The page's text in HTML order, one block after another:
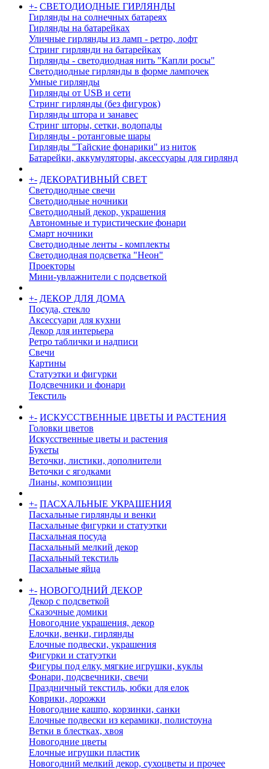
+- СВЕТОДИОДНЫЕ ГИРЛЯНДЫ
Гирлянды на солнечных батареях
Гирлянды на батарейках
Уличные гирлянды из ламп - ретро, лофт
Стринг гирлянди на батарейках
Гирлянды - светодиодная нить "Капли росы"
Светодиодные гирлянды в форме лампочек
Умные гирлянды
Гирлянды от USB и сети
Стринг гирлянды (без фигурок)
Гирлянды штора и занавес
Стринг шторы, сетки, водопады
Гирлянды - ротанговые шары
Гирлянды "Тайские фонарики" из ниток
Батарейки, аккумуляторы, аксессуары для гирлянд
+- ДЕКОРАТИВНЫЙ СВЕТ
Светодиодные свечи
Светодиодные ночники
Светодиодный декор, украшения
Автономные и туристические фонари
Смарт ночники
Светодиодные ленты - комплекты
Светодиодная подсветка "Неон"
Проекторы
Мини-увлажнители с подсветкой
+- ДЕКОР ДЛЯ ДОМА
Посуда, стекло
Аксессуари для кухни
Декор для интерьера
Ретро таблички и надписи
Свечи
Картины
Статуэтки и фигурки
Подсвечники и фонари
Текстиль
+- ИСКУССТВЕННЫЕ ЦВЕТЫ И РАСТЕНИЯ
Головки цветов
Искусственные цветы и растения
Букеты
Веточки, листики, дополнители
Веточки с ягодками
Лианы, композиции
+- ПАСХАЛЬНЫЕ УКРАШЕНИЯ
Пасхальные гирлянды и венки
Пасхальные фигурки и статуэтки
Пасхальная посуда
Пасхальный мелкий декор
Пасхальный текстиль
Пасхальные яйца
+- НОВОГОДНИЙ ДЕКОР
Декор с подсветкой
Сказочные домики
Новогодние украшения, декор
Елочки, венки, гирлянды
Елочные подвески, украшения
Фигурки и статуэтки
Фигуры под елку, мягкие игрушки, куклы
Фонари, подсвечники, свечи
Праздничный текстиль, юбки для елок
Коврики, дорожки
Новогодние кашпо, корзинки, санки
Елочные подвески из керамики, полистоуна
Ветки в блестках, хвоя
Новогодние цветы
Елочные игрушки пластик
Новогодний мелкий декор, сухоцветы и прочее